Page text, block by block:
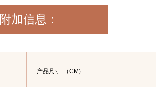
附加信息：
产品尺寸 （CM）